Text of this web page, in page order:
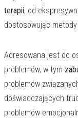
terapii, od
dostosowując
Adresowana jest do
problemów, w tym
problemów
doświadczających
problemów